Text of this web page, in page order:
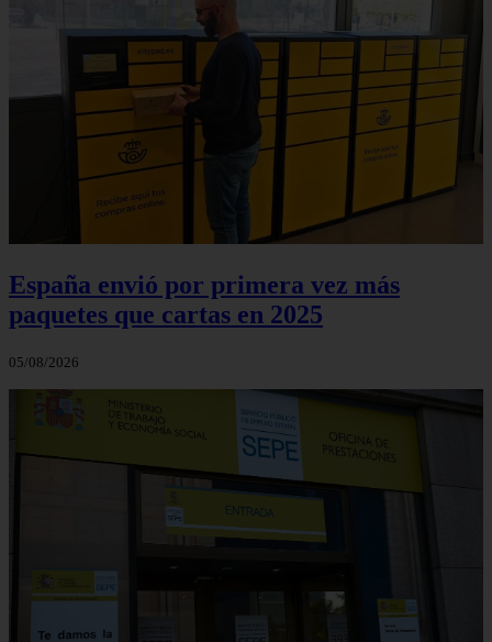
España envió por primera vez más
paquetes que cartas en 2025
05/08/2026